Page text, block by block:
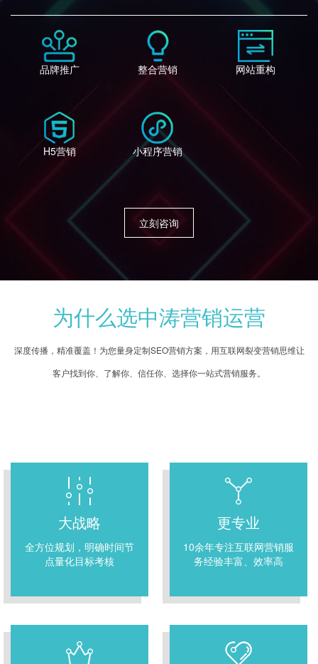
品牌推广 整合营销 网站重构
H5营销 小程序营销
立刻咨询
为什么选中涛营销运营
深度传播，精准覆盖！为您量身定制SEO营销方案，用互联网裂变营销思维让
客户找到你、了解你、信任你、选择你一站式营销服务。
大战略
全方位规划，明确时间节
点量化目标考核
更专业
10余年专注互联网营销服
务经验丰富、效率高